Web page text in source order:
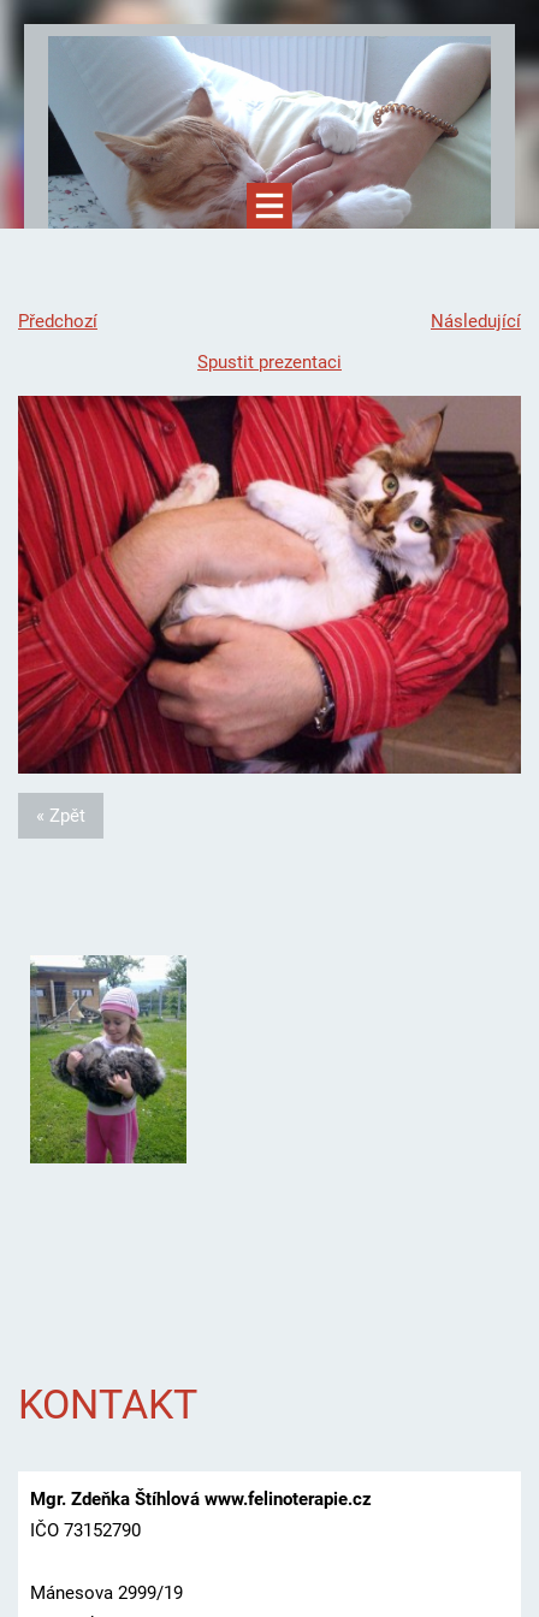
Felinoterapie.cz
Předchozí
Následující
Spustit prezentaci
« Zpět
KONTAKT
Mgr. Zdeňka Štíhlová www.felinoterapie.cz
IČO 73152790
Mánesova 2999/19